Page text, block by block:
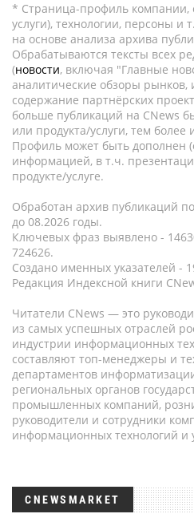
* Страница-профиль компании,
услуги), технологии, персоны и
на основе анализа архива
Обрабатываются тексты всех
(новости, включая "Главные
аналитические обзоры рынков,
содержание партнёрских
больше публикаций на CNews
или продукта/услуги, тем
Профиль может быть дополнен
информацией, в т.ч.
продукте/услуге.
Обработан архив публикаций
до 08.2026 годы.
Ключевых фраз выявлено -
724626.
Создано именных указателей -
Редакция Индексной книги
Читатели CNews — это
из самых успешных отраслей
индустрии информационных
составляют топ-менеджеры и
департаментов
региональных органов
промышленных компаний,
руководители и сотрудники
информационных технологий и
CNEWSMARKET